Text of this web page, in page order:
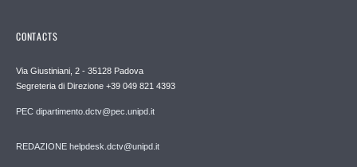
CONTACTS
Via Giustiniani, 2 - 35128 Padova
Segreteria di Direzione +39 049 821 4393
PEC dipartimento.dctv@pec.unipd.it
REDAZIONE helpdesk.dctv@unipd.it